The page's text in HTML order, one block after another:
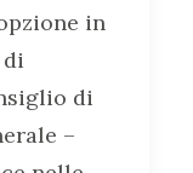
in
di
–